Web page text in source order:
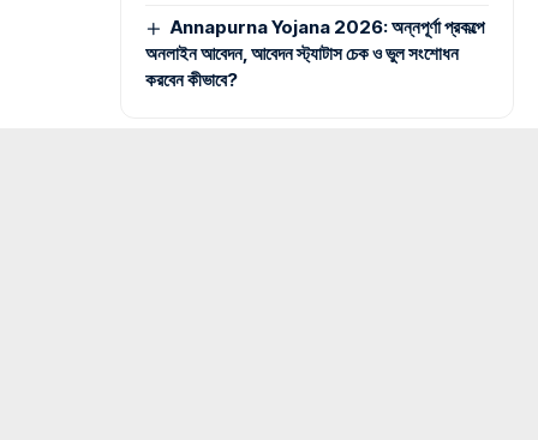
Annapurna Yojana 2026: অন্নপূর্ণা প্রকল্পে
অনলাইন আবেদন, আবেদন স্ট্যাটাস চেক ও ভুল সংশোধন
করবেন কীভাবে?